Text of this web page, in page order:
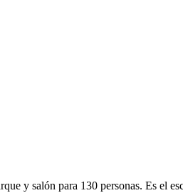
y salón para 130 personas. Es el